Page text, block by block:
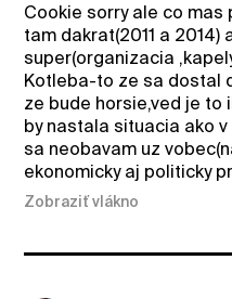
Cookie sorry ale co mas
tam dakrat(2011 a 2014)
super(organizacia
Kotleba-to ze sa dostal
ze bude horsie,ved je to
by nastala situacia ako
sa neobavam uz
ekonomicky aj politicky
Zobraziť vlákno